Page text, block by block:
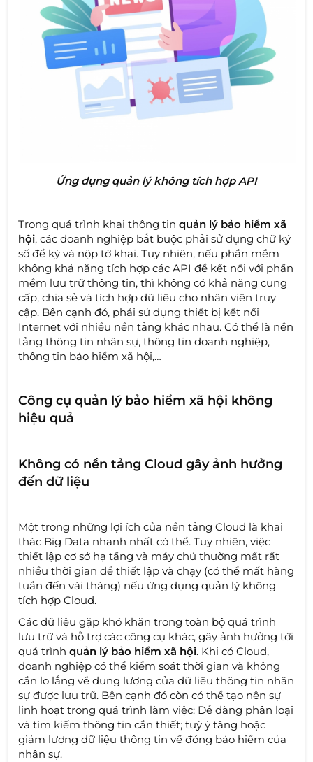
Ứng dụng quản lý không tích hợp API
Trong quá trình khai thông tinquản lý bảo hiểm xã
hội, các doanh nghiệp bắt buộc phải sử dụng chữ ký
số để ký và nộp tờ khai. Tuy nhiên, nếu phần mềm
không khả năng tích hợp các API để kết nối với phần
mềm lưu trữ thông tin, thì không có khả năng cung
cấp, chia sẻ và tích hợp dữ liệu cho nhân viên truy
cập. Bên cạnh đó, phải sử dụng thiết bị kết nối
Internet với nhiều nền tảng khác nhau. Có thể là nền
tảng thông tin nhân sự, thông tin doanh nghiệp,
thông tin bảo hiểm xã hội,…
Công cụ quản lý bảo hiểm xã hội không
hiệu quả
Không có nền tảng Cloud gây ảnh hưởng
đến dữ liệu
Một trong những lợi ích của nền tảng Cloud là khai
thác Big Data nhanh nhất có thể. Tuy nhiên, việc
thiết lập cơ sở hạ tầng và máy chủ thường mất rất
nhiều thời gian để thiết lập và chạy (có thể mất hàng
tuần đến vài tháng) nếu ứng dụng quản lý không
tích hợp Cloud.
Các dữ liệu gặp khó khăn trong toàn bộ quá trình
lưu trữ và hỗ trợ các công cụ khác, gây ảnh hưởng tới
quá trìnhquản lý bảo hiểm xã hội. Khi có Cloud,
doanh nghiệp có thể kiểm soát thời gian và không
cần lo lắng về dung lượng của dữ liệu thông tin nhân
sự được lưu trữ. Bên cạnh đó còn có thể tạo nên sự
linh hoạt trong quá trình làm việc: Dễ dàng phân loại
và tìm kiếm thông tin cần thiết; tuỳ ý tăng hoặc
giảm lượng dữ liệu thông tin về đóng bảo hiểm của
nhân sự.